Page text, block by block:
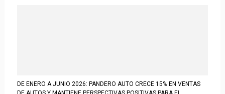
DE ENERO A JUNIO 2026: PANDERO AUTO CRECE 15% EN VENTAS